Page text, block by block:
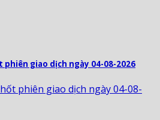
phiên giao dịch ngày 04-08-2026
phiên giao dịch ngày 04-08-